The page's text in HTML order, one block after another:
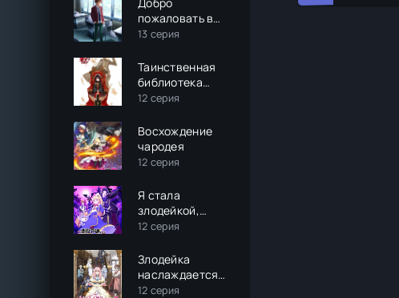
пожаловать в
класс
(2 сезон)
13 серия
Таинственная
библиотека
Данталиан
12 серия
Восхождение
чародея
12 серия
Я стала
злодейкой,
поэтому мне
заарканить
последнего
босса
12 серия
Злодейка
наслаждается
своей седьмой
12 серия